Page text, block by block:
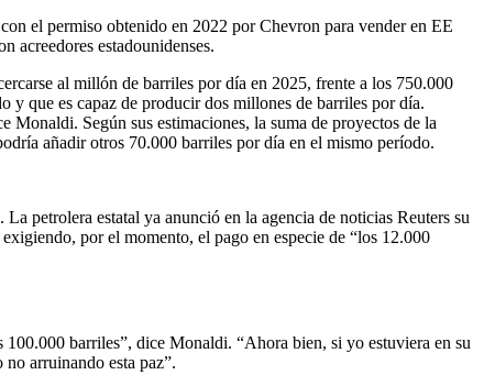
el permiso obtenido en 2022 por Chevron para vender en EE
acreedores estadounidenses.
al millón de barriles por día en 2025, frente a los 750.000
y que es capaz de producir dos millones de barriles por día.
Según sus estimaciones, la suma de proyectos de la
añadir otros 70.000 barriles por día en el mismo período.
petrolera estatal ya anunció en la agencia de noticias Reuters su
por el momento, el pago en especie de “los 12.000
barriles”, dice Monaldi. “Ahora bien, si yo estuviera en su
arruinando esta paz”.